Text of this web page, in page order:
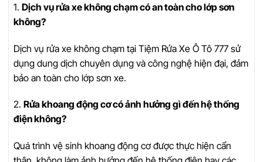
1. Dịch vụ rửa xe không chạm có an toàn cho lớp sơn
không?
Dịch vụ rửa xe không chạm tại Tiệm Rửa Xe Ô Tô 777 sử
dụng dung dịch chuyên dụng và công nghệ hiện đại, đảm
bảo an toàn cho lớp sơn xe.
2. Rửa khoang động cơ có ảnh hưởng gì đến hệ thống
điện không?
Quá trình vệ sinh khoang động cơ được thực hiện cẩn